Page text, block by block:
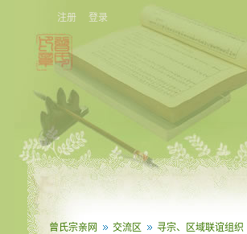
注册 登录
曾氏宗亲网 交流区 寻宗、区域联谊组织